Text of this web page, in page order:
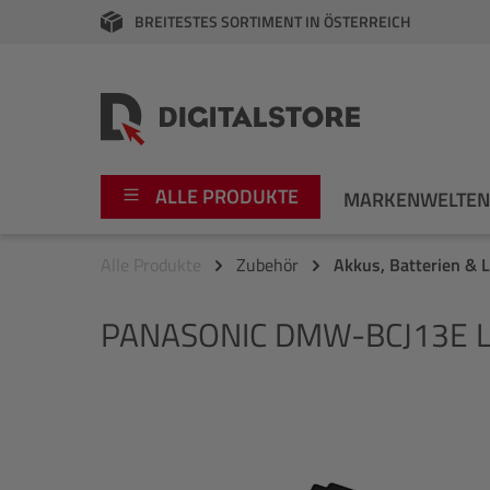
Zur Hauptnavigation springen
BREITESTES SORTIMENT IN ÖSTERREICH
ALLE PRODUKTE MARKENWELTEN
Video
Fujifilm
Alle Produkte Zubehör Akkus, Batterien &
PANASONIC DMW-BCJ13E